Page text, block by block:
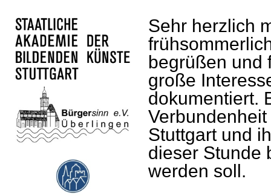
Sehr herzlich
begrüßen und
große
dokumentiert.
Stuttgart und
dieser Stunde
werden soll.